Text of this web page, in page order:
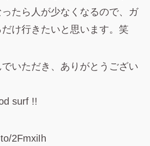
たら人が少なくなるので、ガ
け行きたいと思います。笑
いただき、ありがとうござい
surf !!
2FmxiIh